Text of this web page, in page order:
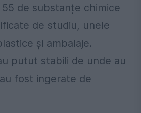
de substanțe chimice
de studiu, unele
și ambalaje.
putut stabili de unde au
fost ingerate de